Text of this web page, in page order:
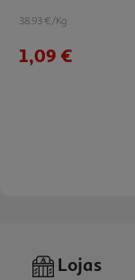
38.93 €/Kg
1,09 €
Lojas